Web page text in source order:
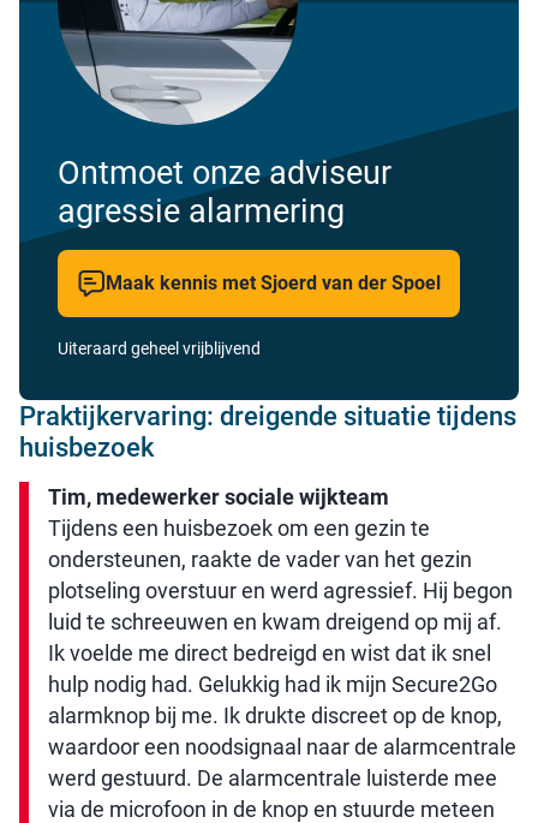
Ontmoet onze adviseur
agressie alarmering
Maak kennis met Sjoerd van der Spoel
Uiteraard geheel vrijblijvend
Praktijkervaring: dreigende situatie tijdens
huisbezoek
Tim, medewerker sociale wijkteam
Tijdens een huisbezoek om een gezin te
ondersteunen, raakte de vader van het gezin
plotseling overstuur en werd agressief. Hij begon
luid te schreeuwen en kwam dreigend op mij af.
Ik voelde me direct bedreigd en wist dat ik snel
hulp nodig had. Gelukkig had ik mijn Secure2Go
alarmknop bij me. Ik drukte discreet op de knop,
waardoor een noodsignaal naar de alarmcentrale
werd gestuurd. De alarmcentrale luisterde mee
via de microfoon in de knop en stuurde meteen